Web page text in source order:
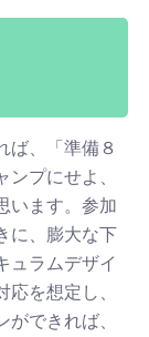
ば、「準備８
プにせよ、
います。参加
に、膨大な下
ュラムデザイ
を想定し、
できれば、